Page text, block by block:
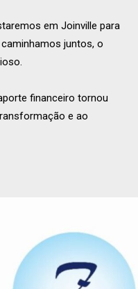
em Joinville para
juntos, o
financeiro tornou
e ao